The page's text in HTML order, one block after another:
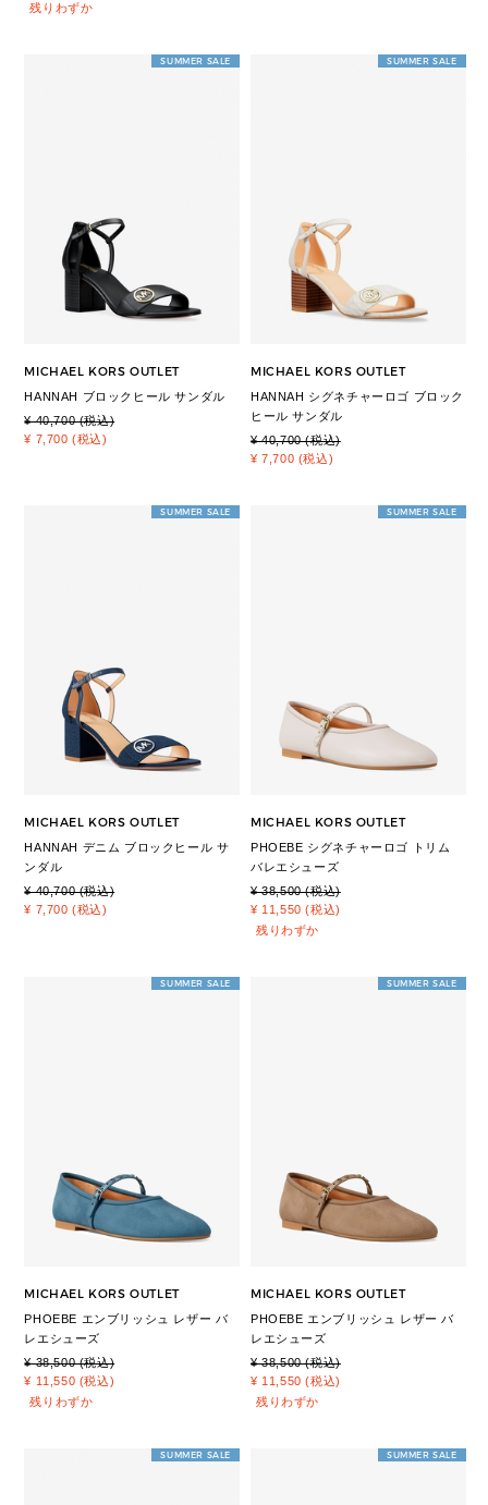
残りわずか
SUMMER SALE
MICHAEL KORS OUTLET
HANNAH ブロックヒール サンダル
¥ 40,700 (税込)
¥ 7,700 (税込)
SUMMER SALE
MICHAEL KORS OUTLET
HANNAH シグネチャーロゴ ブロック
ヒール サンダル
¥ 40,700 (税込)
¥ 7,700 (税込)
SUMMER SALE
MICHAEL KORS OUTLET
HANNAH デニム ブロックヒール サ
ンダル
¥ 40,700 (税込)
¥ 7,700 (税込)
SUMMER SALE
MICHAEL KORS OUTLET
PHOEBE シグネチャーロゴ トリム
バレエシューズ
¥ 38,500 (税込)
¥ 11,550 (税込)
残りわずか
SUMMER SALE
MICHAEL KORS OUTLET
PHOEBE エンブリッシュ レザー バ
レエシューズ
¥ 38,500 (税込)
¥ 11,550 (税込)
残りわずか
SUMMER SALE
MICHAEL KORS OUTLET
PHOEBE エンブリッシュ レザー バ
レエシューズ
¥ 38,500 (税込)
¥ 11,550 (税込)
残りわずか
SUMMER SALE SUMMER SALE